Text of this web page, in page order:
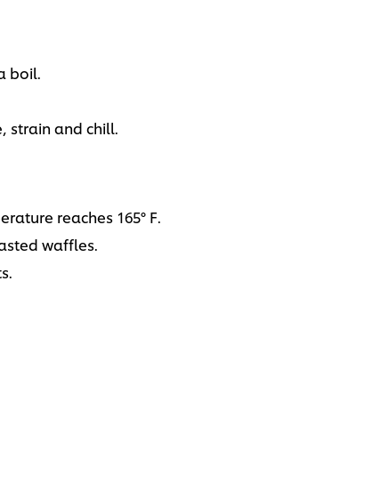
boil.
strain and chill.
reaches 165° F.
waffles.